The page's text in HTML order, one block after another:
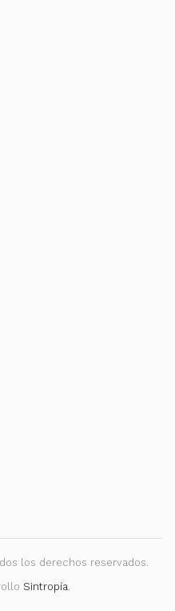
los derechos reservados.
Sintropía